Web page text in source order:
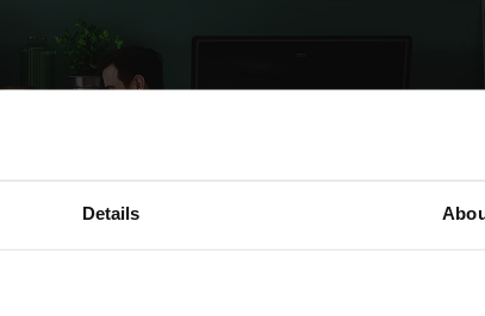
Details
para sua cozinha.
elevando o padrão das
anterior,
quem busca
o Misturador Pescara 2.0
seu acabamento refinado e